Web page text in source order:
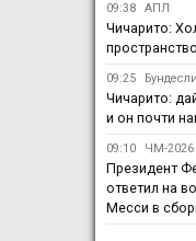
09:38 АПЛ
Чичарито:
09:25
Чичарито:
и он почти
09:10 ЧМ-2026
Президент
ответил на
Месси в